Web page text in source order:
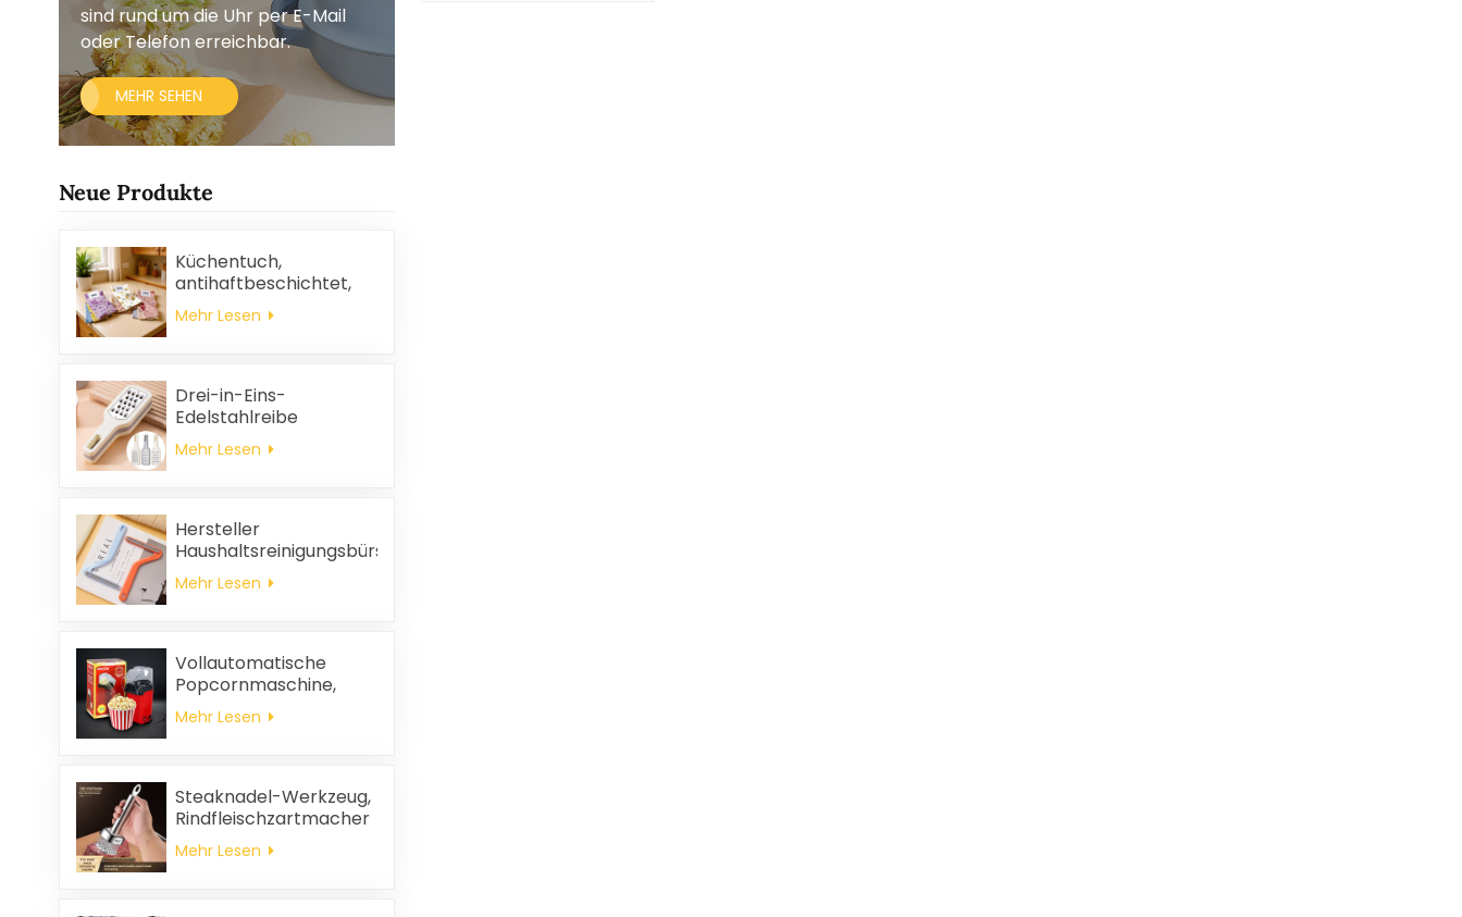
sind rund um die Uhr per E-Mail
oder Telefon erreichbar.
MEHR SEHEN
Neue Produkte
Küchentuch,
antihaftbeschichtet,
ölabweisend, leicht zu
reinigen, dick, bedruckt,
wiederverwendbar,
umweltfreundlich
Mehr Lesen
Drei-in-Eins-
Edelstahlreibe
Mehr Lesen
Hersteller
Haushaltsreinigungsbürste
aus Kunststoff Kleidung
statische
Mehr Lesen
Vollautomatische
Popcornmaschine,
tragbare
Popcornmaschine für
Mehr Lesen
Steaknadel-Werkzeug,
Rindfleischzartmacher
Mehr Lesen